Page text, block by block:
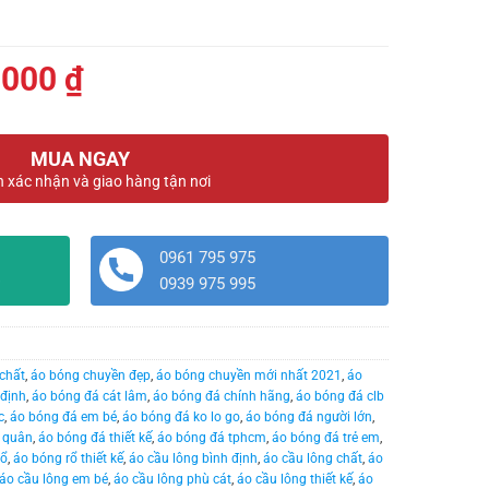
₫.
₫Giá
tại
là:
189.000 ₫.
MUA NGAY
xác nhận và giao hàng tận nơi
0961 795 975
0939 975 995
, áo bóng chuyền đẹp, áo bóng chuyền mới nhất 2021 , áo
, áo bóng đá cát lâm, áo bóng đá chính hãng, áo bóng đá clb
, áo bóng đá em bé, áo bóng đá ko lo go, áo bóng đá người lớn,
, áo bóng đá thiết kế, áo bóng đá tphcm, áo bóng đá trẻ em,
, áo bóng rổ thiết kế, áo cầu lông bình định, áo cầu lông chất, áo
áo cầu lông em bé, áo cầu lông phù cát, áo cầu lông thiết kế, áo